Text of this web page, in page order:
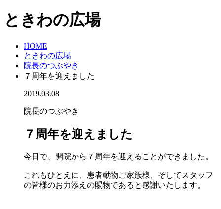
ときわの広場
HOME
ときわの広場
院長のつぶやき
７周年を迎えました
2019.03.08
院長のつぶやき
７周年を迎えました
今日で、開院から７周年を迎えることができました。
これもひとえに、患者動物ご家族様、そしてスタッフ
の皆様のお力添えの賜物であると感謝いたします。